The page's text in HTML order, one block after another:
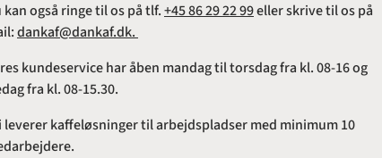
kan også ringe til os på tlf.+45 86 29 22 99eller skrive til os på
dankaf@dankaf.dk.
kundeservice har åben mandag til torsdag fra kl. 08-16 og
fra kl. 08-15.30.
leverer kaffeløsninger til arbejdspladser med minimum 10